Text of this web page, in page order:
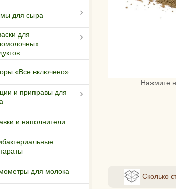
для сыра
для
«Все включено»
и приправы для
и наполнители
для молока
Нажмите
Сколько